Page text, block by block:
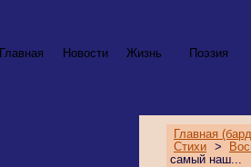
Главная Новости Жизнь Поэзия
Главная
Стихи
>
самый наш...